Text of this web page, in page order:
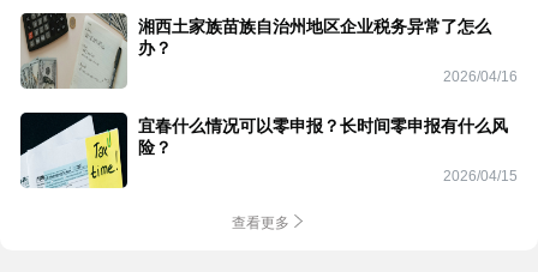
湘西土家族苗族自治州地区企业税务异常了怎么
办？
2026/04/16
宜春什么情况可以零申报？长时间零申报有什么风
险？
2026/04/15
查看更多